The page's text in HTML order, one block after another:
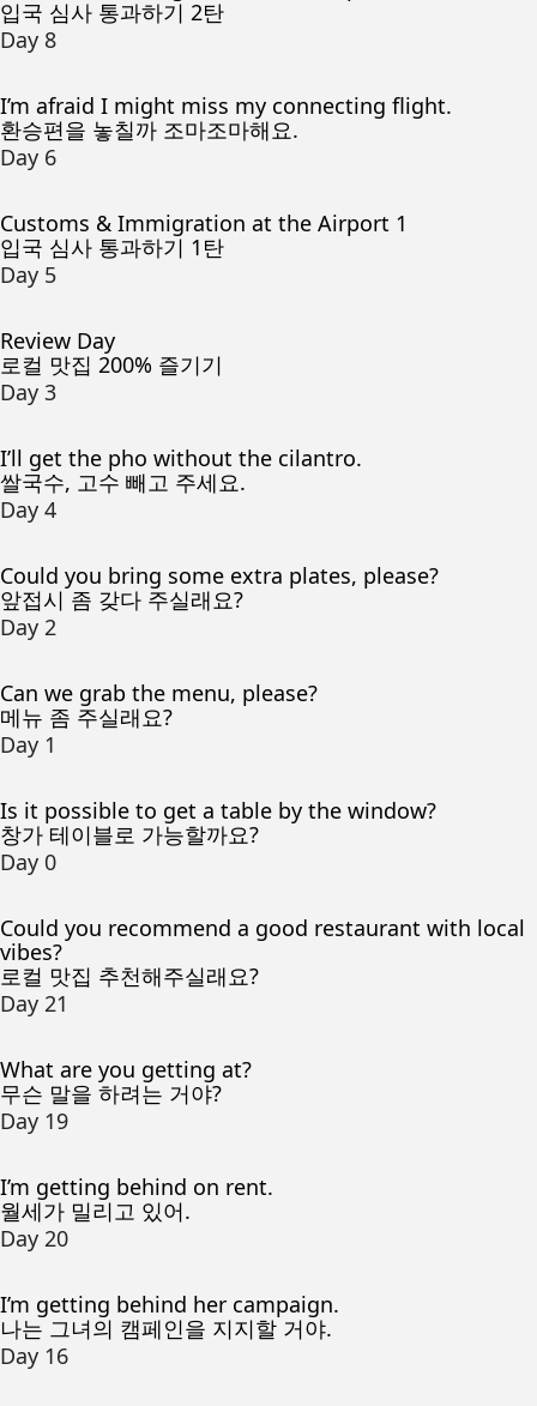
입국 심사 통과하기 2탄
Day 8
I’m afraid I might miss my connecting flight.
환승편을 놓칠까 조마조마해요.
Day 6
Customs & Immigration at the Airport 1
입국 심사 통과하기 1탄
Day 5
Review Day
로컬 맛집 200% 즐기기
Day 3
I’ll get the pho without the cilantro.
쌀국수, 고수 빼고 주세요.
Day 4
Could you bring some extra plates, please?
앞접시 좀 갖다 주실래요?
Day 2
Can we grab the menu, please?
메뉴 좀 주실래요?
Day 1
Is it possible to get a table by the window?
창가 테이블로 가능할까요?
Day 0
Could you recommend a good restaurant with local
vibes?
로컬 맛집 추천해주실래요?
Day 21
What are you getting at?
무슨 말을 하려는 거야?
Day 19
I’m getting behind on rent.
월세가 밀리고 있어.
Day 20
I’m getting behind her campaign.
나는 그녀의 캠페인을 지지할 거야.
Day 16